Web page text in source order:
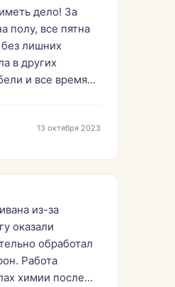
дело! За
полу, все пятна
лишних
в других
и все время
ещё раз,
13 октября 2023
из-за
оказали
обработал
Работа
химии после